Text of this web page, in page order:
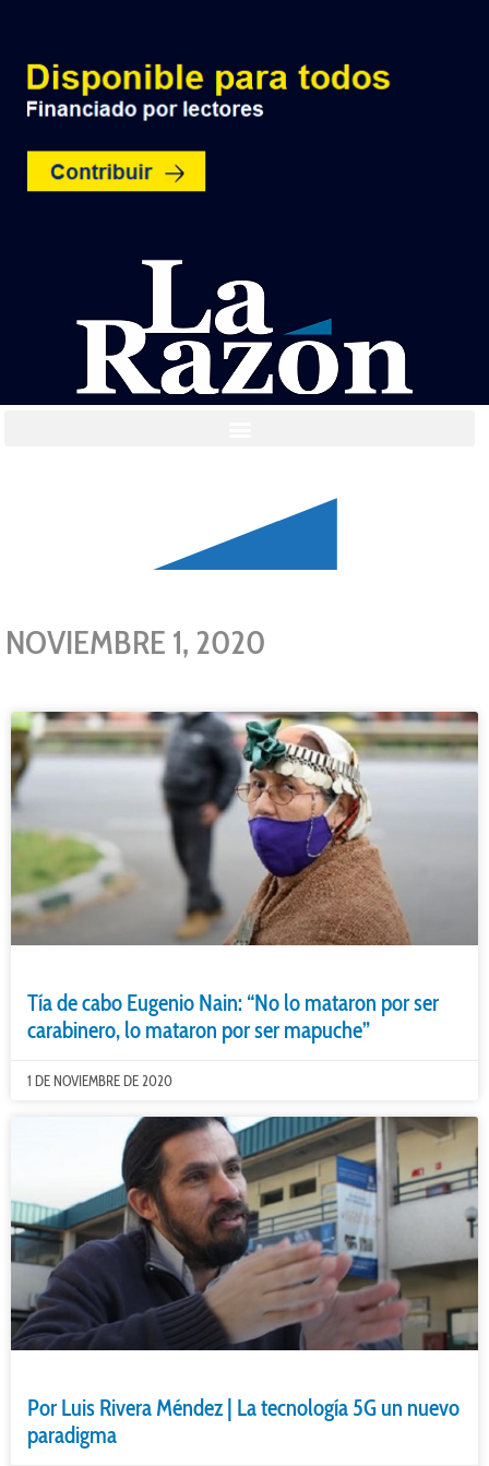
NOVIEMBRE 1, 2020
Tía de cabo Eugenio Nain: “No lo mataron por ser
carabinero, lo mataron por ser mapuche”
1 DE NOVIEMBRE DE 2020
Por Luis Rivera Méndez | La tecnología 5G un nuevo
paradigma